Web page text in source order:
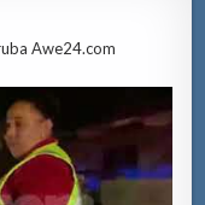
Awe24.com